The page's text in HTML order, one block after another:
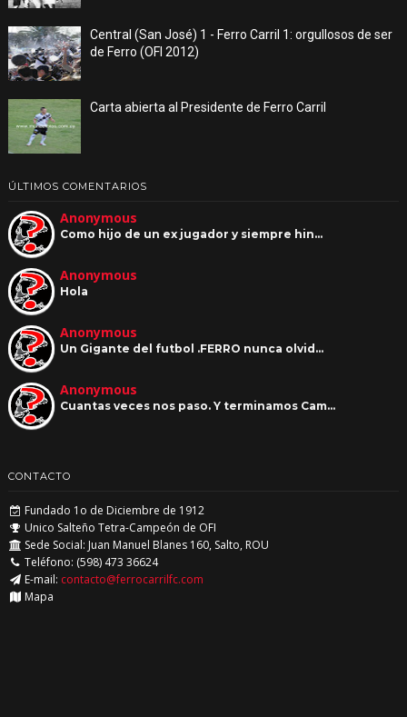
Central (San José) 1 - Ferro Carril 1: orgullosos de ser
de Ferro (OFI 2012)
Carta abierta al Presidente de Ferro Carril
ÚLTIMOS COMENTARIOS
Anonymous
Como hijo de un ex jugador y siempre hin…
Anonymous
Hola
Anonymous
Un Gigante del futbol .FERRO nunca olvid…
Anonymous
Cuantas veces nos paso. Y terminamos Cam…
CONTACTO
Fundado 1o de Diciembre de 1912
Unico Salteño Tetra-Campeón de OFI
Sede Social: Juan Manuel Blanes 160, Salto, ROU
Teléfono: (598) 473 36624
E-mail: contacto@ferrocarrilfc.com
Mapa